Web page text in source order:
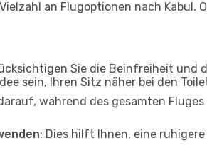
an Flugoptionen nach Kabul.
Sie die Beinfreiheit und
sein, Ihren Sitz näher bei den
während des gesamten
: Dies hilft Ihnen, eine